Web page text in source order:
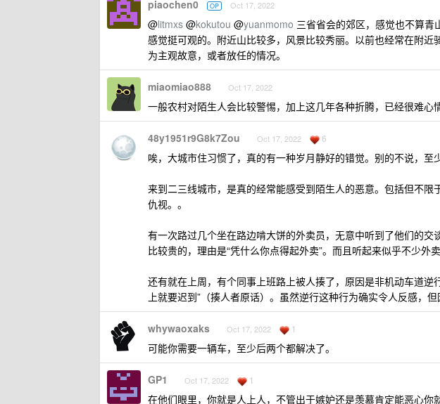
piaochen0 OP Oct 17, 2022
@litmxs @kokutou @yuanmomo 三省省会的郊区，感觉也不算
感觉挺可观的。附近山比较多，风景比较秀丽。以前也经常在附
为主观故意，或者放任的情况。
miaomiao888 Oct 17, 2022
一般农村对陌生人会比较警惕，加上这几年各种折腾，已经很难心
48y1951r9G8k7Zou Oct 17, 2022 6
唉，大城市住习惯了，真的有一种岁月静好的错觉。别的不说，
来到二三线城市，是真的经常能感受到陌生人的恶意。包括但不
仇视。。
有一次路过几个坐在路边啃大饼的外卖员，无意中听到了他们的交
比较贵的，理由是“凭什么你点得起外卖”。而且听起来似乎不少外
还有就在上周，有个同事上班路上被人揍了，原因是非机动车道逆
上就要迟到”（揍人者原话）。虽然逆行这种行为确实令人反感，但
whywaoxaks Oct 17, 2022 1
可能你需要一辆车，至少后两个都解决了。
GP1 Oct 17, 2022 1
在他们眼里，你就是人上人，不管出于嫉妒还是羡慕肯定能恶心你